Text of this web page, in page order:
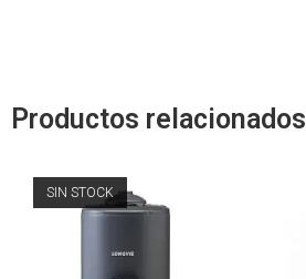
Productos relacionados
SIN STOCK